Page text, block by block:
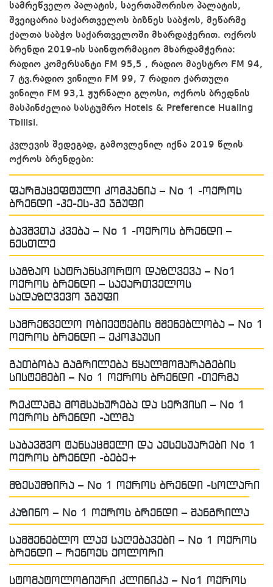
სამრეწველო პალატის, საერთაშორისო პალატის,
შვეიცარია საქართველოს ბიზნეს საბჭოს, მეწარმე
ქალთა საბჭო საქართველოში მხარდაჭერით. ოქროს
ბრენდი 2019-ის საინფორმაციო მხარდამჭერია:
რადიო კომერსანტი FM 95,5 , რადიო მაესტრო FM 94,
7 ტვ.რადიო ვინილი FM 99, 7 რადიო ქართული
ვინილი FM 93,1 ჟურნალი გლოსი, ოქროს ბრედნის
მასპინძელია სასტუმრო Hotels & Preference Hualing
Tbilisi.
კვლევის შედეგად, გამოვლენილ იქნა 2019 წლის
ოქროს ბრენდები:
ფარმაცეფტული კომპანია – No 1 -ოქროს
ბრენდი -პე-ეს-პე ჯგუფი
ბავშვთა კვება – No 1 -ოქროს ბრენდი –
ნესთლე
საგზაო სატრანსპორტო დაზღვევა – No1
ოქროს ბრენდი – საქართველოს
სადაზღვევო ჯგუფი
სამრეწველო ობიექტების მშენებლობა – No 1
ოქროს ბრენდი – ეკოჰაუსი
გათბობა გაგრილება წყალმომარაგების
სისტემები – No 1 ოქროს ბრენდი -თერმა
რეკლამა მომსახურება და სერვისი – No 1
ოქროს ბრენდი -ალმა
საბავშვო ტანსაცმელი და აქსესუარები No 1
ოქროს ბრენდი -ბებე+
მზესუმზირა – No 1 ოქროს ბრენდი -სოლარი
კაზინო – No 1 ოქროს ბრენდი – შანგრილა
სამშენებლო ლაქ საღებავები – No 1 ოქროს
ბრენდი – რენოქს ქოლორი
სტომატოლოგიური კლინიკა – No1 ოქროს